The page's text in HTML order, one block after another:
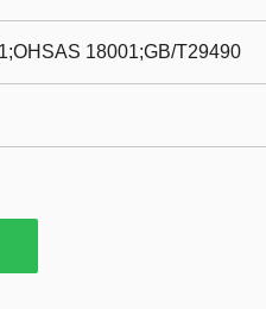
18001;GB/T29490